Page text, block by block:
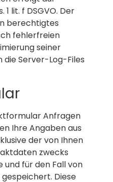
lit. f DSGVO. Der
berechtigtes
fehlerfreien
seiner
die Server-Log-Files
Anfragen
Ihre Angaben aus
der von Ihnen
zwecks
und für den Fall von
Diese